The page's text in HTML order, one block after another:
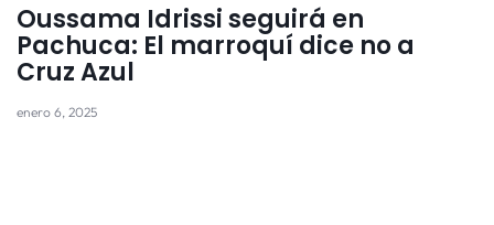
Oussama Idrissi seguirá en
Pachuca: El marroquí dice no a
Cruz Azul
enero 6, 2025